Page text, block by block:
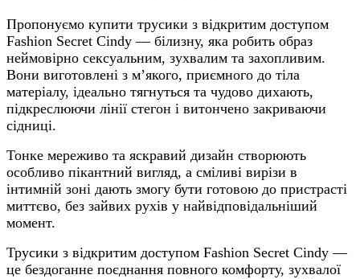
Пропонуємо купити трусики з відкритим доступом
Fashion Secret Cindy — білизну, яка робить образ
неймовірно сексуальним, зухвалим та захопливим.
Вони виготовлені з м’якого, приємного до тіла
матеріалу, ідеально тягнуться та чудово дихають,
підкреслюючи лінії стегон і витончено закриваючи
сідниці.
Тонке мереживо та яскравий дизайн створюють
особливо пікантний вигляд, а сміливі вирізи в
інтимній зоні дають змогу бути готовою до пристрасті
миттєво, без зайвих рухів у найвідповідальніший
момент.
Трусики з відкритим доступом Fashion Secret Cindy —
це бездоганне поєднання повного комфорту, зухвалої